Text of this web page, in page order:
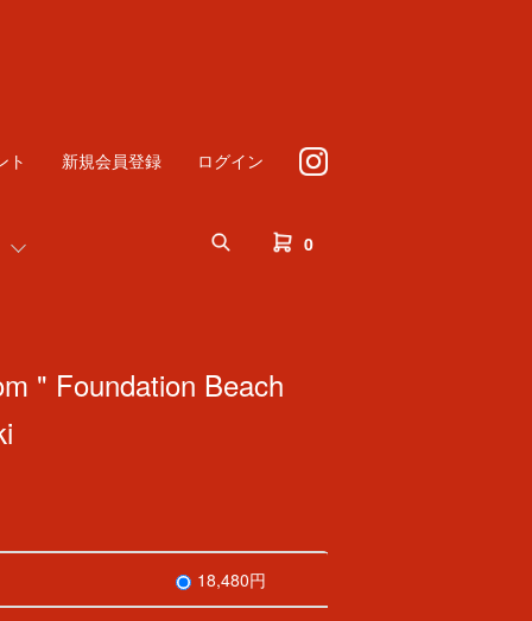
0
ト 新規会員登録 ログイン
" Foundation Beach
18,480円